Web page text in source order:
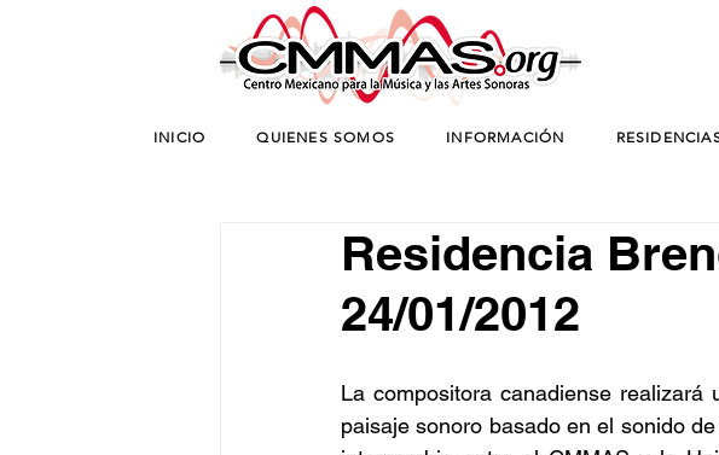
INICIO QUIENES SOMOS INFORMACIÓN
Residencia
24/01/2012
La compositora canadiense
paisaje sonoro basado en el sonido